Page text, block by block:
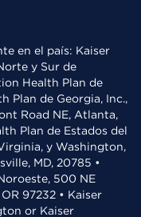
en el país: Kaiser
y Sur de
Health Plan de
Plan de Georgia, Inc.,
Road NE, Atlanta,
Plan de Estados del
y Washington,
MD, 20785 •
500 NE
97232 • Kaiser
or Kaiser